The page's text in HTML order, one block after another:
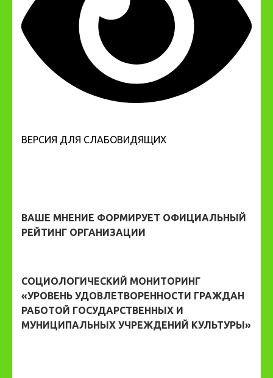
ВЕРСИЯ ДЛЯ СЛАБОВИДЯЩИХ
ВАШЕ МНЕНИЕ ФОРМИРУЕТ ОФИЦИАЛЬНЫЙ
РЕЙТИНГ ОРГАНИЗАЦИИ
СОЦИОЛОГИЧЕСКИЙ МОНИТОРИНГ
«УРОВЕНЬ УДОВЛЕТВОРЕННОСТИ ГРАЖДАН
РАБОТОЙ ГОСУДАРСТВЕННЫХ И
МУНИЦИПАЛЬНЫХ УЧРЕЖДЕНИЙ КУЛЬТУРЫ»